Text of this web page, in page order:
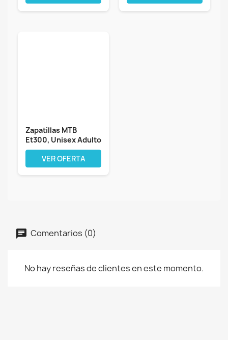
Zapatillas MTB
Et300, Unisex Adulto
VER OFERTA
Comentarios (0)
No hay reseñas de clientes en este momento.